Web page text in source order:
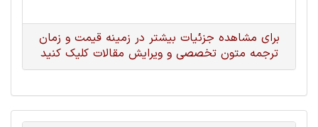
برای مشاهده جزئیات بیشتر در زمینه قیمت و زمان
ترجمه متون تخصصی و ویرایش مقالات کلیک کنید